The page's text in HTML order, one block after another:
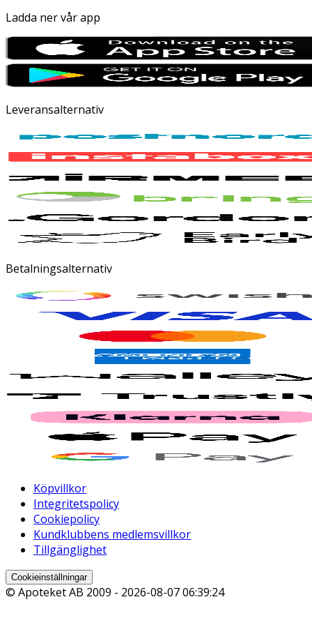
Ladda ner vår app
Leveransalternativ
Betalningsalternativ
Köpvillkor
Integritetspolicy
Cookiepolicy
Kundklubbens medlemsvillkor
Tillgänglighet
Cookieinställningar
© Apoteket AB 2009 - 2026-08-07 06:39:24